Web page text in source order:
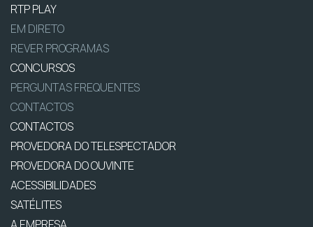
RTP PLAY
EM DIRETO
REVER PROGRAMAS
CONCURSOS
PERGUNTAS FREQUENTES
CONTACTOS
CONTACTOS
PROVEDORA DO TELESPECTADOR
PROVEDORA DO OUVINTE
ACESSIBILIDADES
SATÉLITES